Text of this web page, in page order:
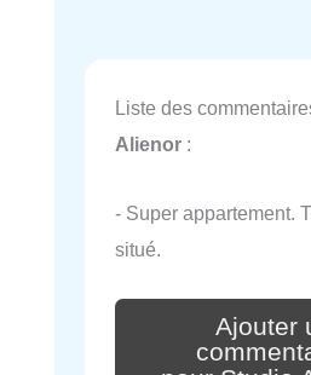
Liste des
Alienor :
- Super appartement.
situé.
Ajouter